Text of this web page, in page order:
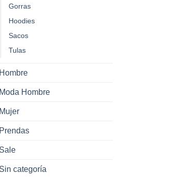
cantidad
Gorras
Hoodies
Sacos
Tulas
Hombre
Moda Hombre
Mujer
Prendas
Sale
Sin categoría